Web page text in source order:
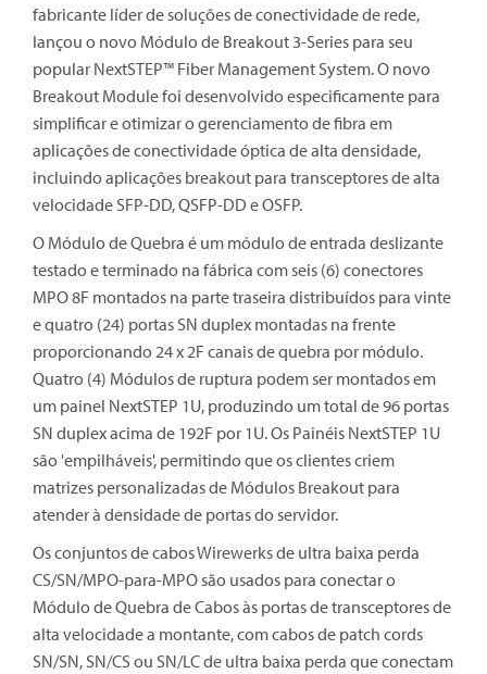
fabricante líder de soluções de conectividade de rede,
lançou o novo Módulo de Breakout 3-Series para seu
popular NextSTEP™ Fiber Management System. O novo
Breakout Module foi desenvolvido especificamente para
simplificar e otimizar o gerenciamento de fibra em
aplicações de conectividade óptica de alta densidade,
incluindo aplicações breakout para transceptores de alta
velocidade SFP-DD, QSFP-DD e OSFP.
O Módulo de Quebra é um módulo de entrada deslizante
testado e terminado na fábrica com seis (6) conectores
MPO 8F montados na parte traseira distribuídos para vinte
e quatro (24) portas SN duplex montadas na frente
proporcionando 24 x 2F canais de quebra por módulo.
Quatro (4) Módulos de ruptura podem ser montados em
um painel NextSTEP 1U, produzindo um total de 96 portas
SN duplex acima de 192F por 1U. Os Painéis NextSTEP 1U
são 'empilháveis', permitindo que os clientes criem
matrizes personalizadas de Módulos Breakout para
atender à densidade de portas do servidor.
Os conjuntos de cabos Wirewerks de ultra baixa perda
CS/SN/MPO-para-MPO são usados para conectar o
Módulo de Quebra de Cabos às portas de transceptores de
alta velocidade a montante, com cabos de patch cords
SN/SN, SN/CS ou SN/LC de ultra baixa perda que conectam